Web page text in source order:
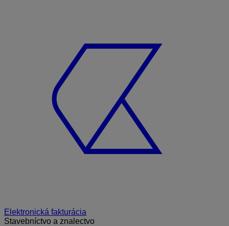
Elektronická fakturácia
Stavebníctvo a znalectvo